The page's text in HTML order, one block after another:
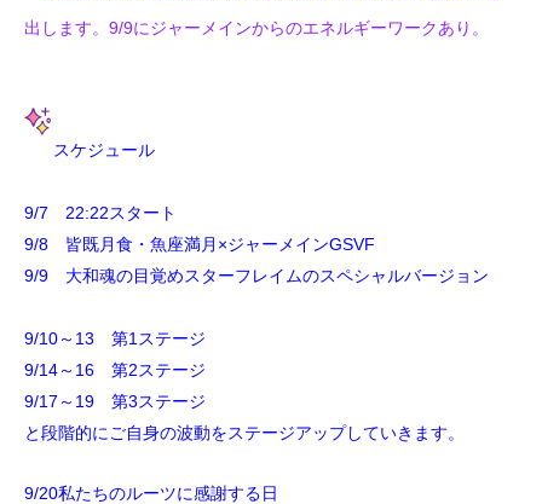
出します。9/9にジャーメインからのエネルギーワークあり。
スケジュール
9/7 22:22スタート
9/8 皆既月食・魚座満月×ジャーメインGSVF
9/9 大和魂の目覚めスターフレイムのスペシャルバージョン
9/10～13 第1ステージ
9/14～16 第2ステージ
9/17～19 第3ステージ
と段階的にご自身の波動をステージアップしていきます。
9/20私たちのルーツに感謝する日